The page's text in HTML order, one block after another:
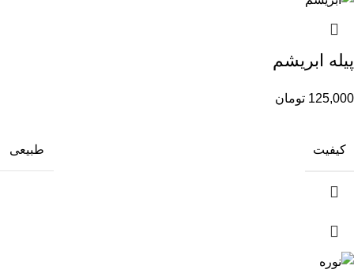
پیله ابریشم
125,000 تومان
کیفیت طبیعی